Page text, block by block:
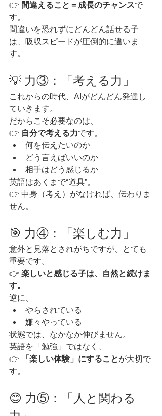
👉 間違えること＝成長のチャンスで
す。
間違いを恐れずにどんどん話せる子
は、吸収スピードが圧倒的に違いま
す。
💡 力③：「考える力」
これからの時代、AIがどんどん発達し
ていきます。
だからこそ必要なのは、
👉 自分で考える力です。
何を伝えたいのか
どう言えばいいのか
相手はどう感じるか
英語はあくまで“道具”。
👉 中身（考え）がなければ、伝わりま
せん。
🎯 力④：「楽しむ力」
意外と見落とされがちですが、とても
重要です。
👉 楽しいと感じる子は、自然と続けま
す。
逆に、
やらされている
嫌々やっている
状態では、なかなか伸びません。
英語を「勉強」ではなく、
👉
「楽しい体験」にすることが大切で
す。
😊 力⑤：「人と関わる